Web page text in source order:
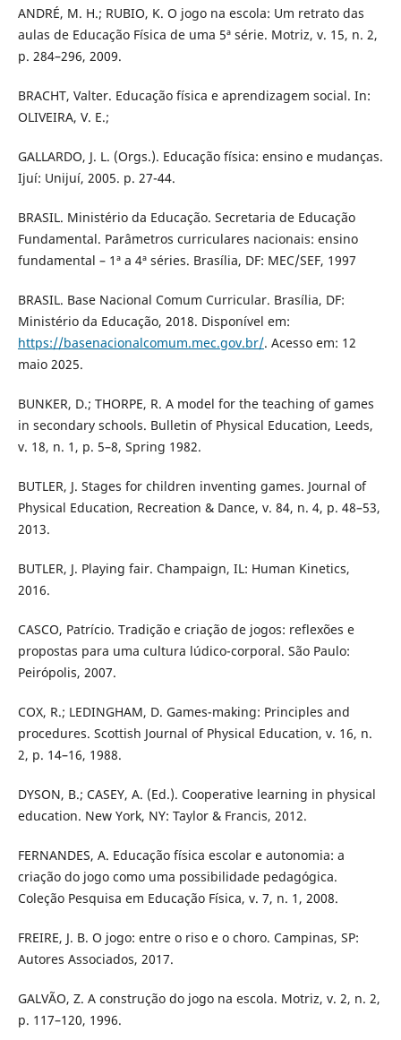
ANDRÉ, M. H.; RUBIO, K. O jogo na escola: Um retrato das
aulas de Educação Física de uma 5ª série. Motriz, v. 15, n. 2,
p. 284–296, 2009.
BRACHT, Valter. Educação física e aprendizagem social. In:
OLIVEIRA, V. E.;
GALLARDO, J. L. (Orgs.). Educação física: ensino e mudanças.
Ijuí: Unijuí, 2005. p. 27-44.
BRASIL. Ministério da Educação. Secretaria de Educação
Fundamental. Parâmetros curriculares nacionais: ensino
fundamental – 1ª a 4ª séries. Brasília, DF: MEC/SEF, 1997
BRASIL. Base Nacional Comum Curricular. Brasília, DF:
Ministério da Educação, 2018. Disponível em:
https://basenacionalcomum.mec.gov.br/. Acesso em: 12
maio 2025.
BUNKER, D.; THORPE, R. A model for the teaching of games
in secondary schools. Bulletin of Physical Education, Leeds,
v. 18, n. 1, p. 5–8, Spring 1982.
BUTLER, J. Stages for children inventing games. Journal of
Physical Education, Recreation & Dance, v. 84, n. 4, p. 48–53,
2013.
BUTLER, J. Playing fair. Champaign, IL: Human Kinetics,
2016.
CASCO, Patrício. Tradição e criação de jogos: reflexões e
propostas para uma cultura lúdico-corporal. São Paulo:
Peirópolis, 2007.
COX, R.; LEDINGHAM, D. Games-making: Principles and
procedures. Scottish Journal of Physical Education, v. 16, n.
2, p. 14–16, 1988.
DYSON, B.; CASEY, A. (Ed.). Cooperative learning in physical
education. New York, NY: Taylor & Francis, 2012.
FERNANDES, A. Educação física escolar e autonomia: a
criação do jogo como uma possibilidade pedagógica.
Coleção Pesquisa em Educação Física, v. 7, n. 1, 2008.
FREIRE, J. B. O jogo: entre o riso e o choro. Campinas, SP:
Autores Associados, 2017.
GALVÃO, Z. A construção do jogo na escola. Motriz, v. 2, n. 2,
p. 117–120, 1996.